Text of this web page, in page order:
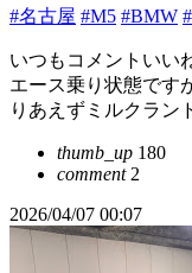
#名古屋 #M5 #BMW
いつもコメントいい
エース乗り状態です
りあえずミルクラン
thumb_up 180
comment2
2026/04/07 00:07